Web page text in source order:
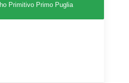
Primitivo Primo Puglia